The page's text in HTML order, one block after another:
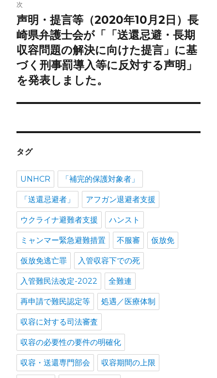
ー
シ
ョ
ン
次
次
の
投
稿:
声明・提言等（2020年10月2日）長
崎県弁護士会が「「送還忌避・長期
収容問題の解決に向けた提言」に基
づく刑事罰導入等に反対する声明」
を発表しました。
タグ
UNHCR 「補完的保護対象者」
「送還忌避者」 アフガン退避者支援
ウクライナ避難者支援 ハンスト
ミャンマー緊急避難措置 不服審 仮放免
仮放免逃亡罪 入管収容下での死
入管難民法改定-2022 全難連
再申請で難民認定等 処遇／医療体制
収容に対する司法審査
収容の必要性の要件の明確化
収容・送還専門部会 収容期間の上限